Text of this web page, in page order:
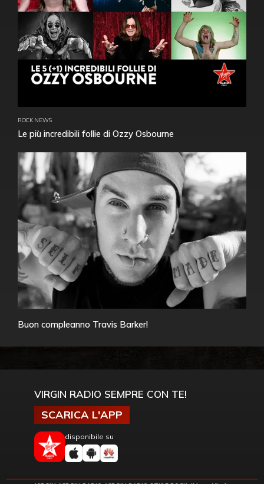
ROCK NEWS
Le più incredibili follie di Ozzy Osbourne
Buon compleanno Travis Barker!
VIRGIN RADIO SEMPRE CON TE!
SCARICA L'APP
disponibile su